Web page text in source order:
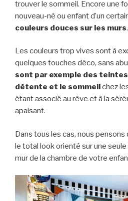
trouver le sommeil. Encore une
nouveau-né ou enfant d’un
couleurs douces sur les murs.
Les couleurs trop vives sont à
quelques touches déco, sans
sont par exemple des
détente et le sommeil chez
étant associé au rêve et à la
apaisant.
Dans tous les cas, nous
le total look orienté sur une
mur de la chambre de votre